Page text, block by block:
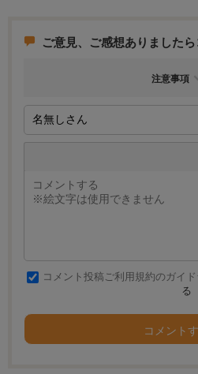
ご意見、ご感想ありましたら
注意事項
コメント投稿ご利用規約のガイ
る
コメント